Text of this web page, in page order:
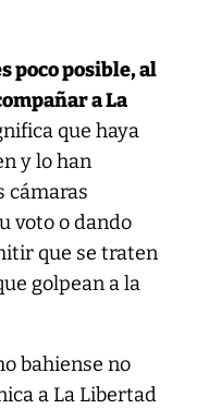
poco posible, al
a La
que haya
y lo han
cámaras
voto o dando
que se traten
golpean a la
bahiense no
a La Libertad